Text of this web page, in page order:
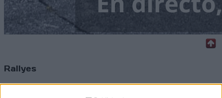
Rallyes
WRC